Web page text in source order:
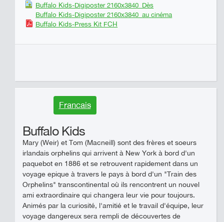
Buffalo Kids-Digiposter 2160x3840_Dès
Buffalo Kids-Digiposter 2160x3840_au cinéma
Buffalo Kids-Press Kit FCH
Francais
Buffalo Kids
Mary (Weir) et Tom (Macneill) sont des frères et soeurs
irlandais orphelins qui arrivent à New York à bord d'un
paquebot en 1886 et se retrouvent rapidement dans un
voyage epique à travers le pays à bord d'un "Train des
Orphelins" transcontinental où ils rencontrent un nouvel
ami extraordinaire qui changera leur vie pour toujours.
Animés par la curiosité, l'amitié et le travail d'équipe, leur
voyage dangereux sera rempli de découvertes de